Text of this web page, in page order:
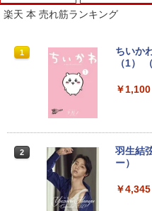
1
【★最
り!】
晶/
￥8,999
【マラ
1
富士通
17イ
非光沢
ー シー
楽天 本 売れ筋ランキング
1
ちいか
（1）
￥1,100
2
羽生結
ー）
￥4,345